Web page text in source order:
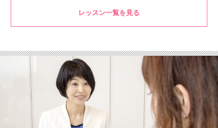
レッスン一覧を見る